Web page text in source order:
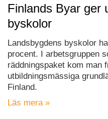
Finlands Byar ger
byskolor
Landsbygdens byskolor
procent. I arbetsgruppen
räddningspaket kom man
utbildningsmässiga
Finland.
Läs mera »